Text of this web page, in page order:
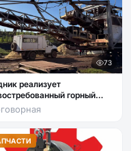
73
реализует
горный